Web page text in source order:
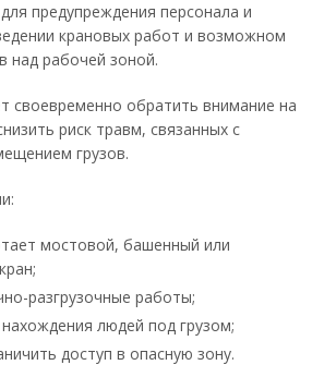
предупреждения персонала и
крановых работ и возможном
над рабочей зоной.
своевременно обратить внимание на
риск травм, связанных с
грузов.
мостовой, башенный или
разгрузочные работы;
людей под грузом;
доступ в опасную зону.